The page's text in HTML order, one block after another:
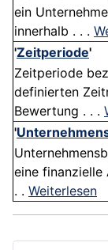
ein
innerhalb . . .
'Zeitperiode'
Zeitperiode
definierten
Bewertung . . .
'
eine finanzielle
. . Weiterlesen